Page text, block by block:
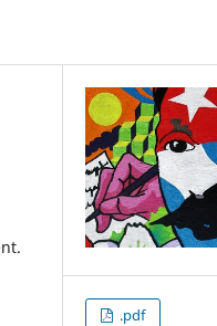
.pdf